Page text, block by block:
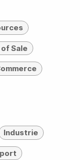
Sale
Industrie